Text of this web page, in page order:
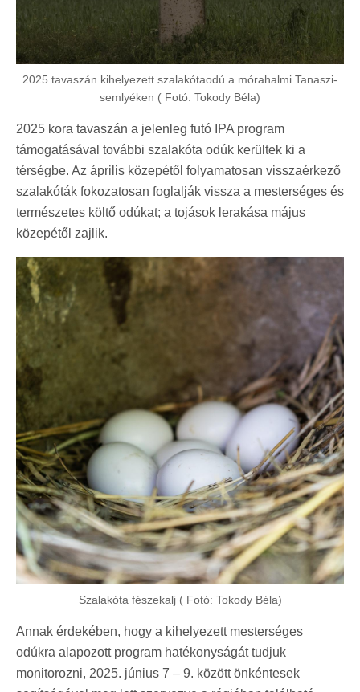
2025 tavaszán kihelyezett szalakótaodú a mórahalmi Tanaszi-
semlyéken ( Fotó: Tokody Béla)
2025 kora tavaszán a jelenleg futó IPA program
támogatásával további szalakóta odúk kerültek ki a
térségbe. Az április közepétől folyamatosan visszaérkező
szalakóták fokozatosan foglalják vissza a mesterséges és
természetes költő odúkat; a tojások lerakása május
közepétől zajlik.
Szalakóta fészekalj ( Fotó: Tokody Béla)
Annak érdekében, hogy a kihelyezett mesterséges
odúkra alapozott program hatékonyságát tudjuk
monitorozni, 2025. június 7 – 9. között önkéntesek